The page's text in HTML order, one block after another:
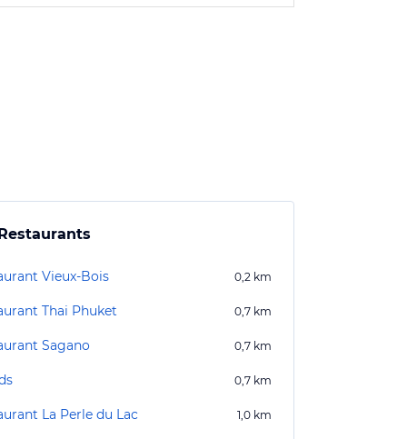
Vieux-Bois 0,2 km
Thai Phuket 0,7 km
Sagano 0,7 km
0,7 km
La Perle du Lac 1,0 km